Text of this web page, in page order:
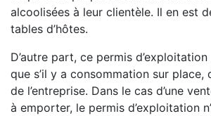
alcoolisées à leur clientèle. Il en est
tables d’hôtes.
D’autre part, ce permis
que s’il y a consommation sur place,
de l’entreprise. Dans le cas d’une
à emporter, le permis d’exploitation